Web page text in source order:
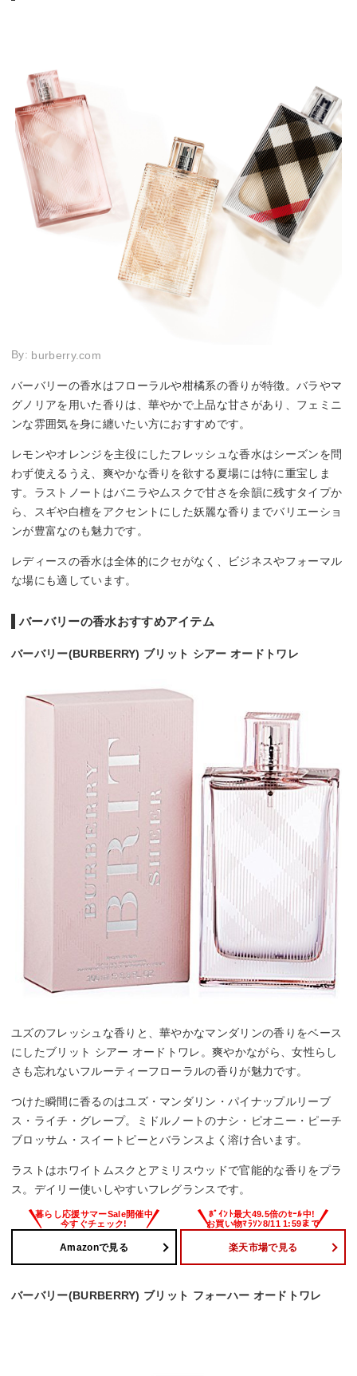
By: burberry.com
バーバリーの香水はフローラルや柑橘系の香りが特徴。バラやマ
グノリアを用いた香りは、華やかで上品な甘さがあり、フェミニ
ンな雰囲気を身に纏いたい方におすすめです。
レモンやオレンジを主役にしたフレッシュな香水はシーズンを問
わず使えるうえ、爽やかな香りを欲する夏場には特に重宝しま
す。ラストノートはバニラやムスクで甘さを余韻に残すタイプか
ら、スギや白檀をアクセントにした妖麗な香りまでバリエーショ
ンが豊富なのも魅力です。
レディースの香水は全体的にクセがなく、ビジネスやフォーマル
な場にも適しています。
バーバリーの香水おすすめアイテム
バーバリー(BURBERRY) ブリット シアー オードトワレ
ユズのフレッシュな香りと、華やかなマンダリンの香りをベース
にしたブリット シアー オードトワレ。爽やかながら、女性らし
さも忘れないフルーティーフローラルの香りが魅力です。
つけた瞬間に香るのはユズ・マンダリン・パイナップルリーブ
ス・ライチ・グレープ。ミドルノートのナシ・ピオニー・ピーチ
ブロッサム・スイートピーとバランスよく溶け合います。
ラストはホワイトムスクとアミリスウッドで官能的な香りをプラ
ス。デイリー使いしやすいフレグランスです。
Amazonで見る 楽天市場で見る
バーバリー(BURBERRY) ブリット フォーハー オードトワレ